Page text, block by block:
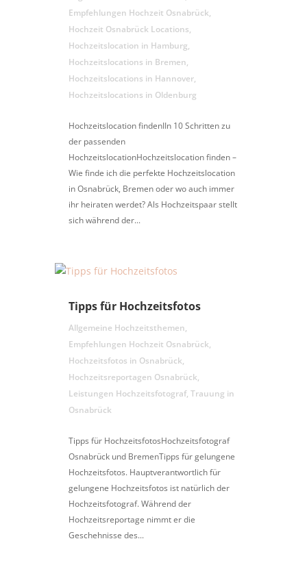
Empfehlungen Hochzeit Osnabrück,
Hochzeit Osnabrück Locations,
Hochzeitslocation in Hamburg,
Hochzeitslocations in Bremen,
Hochzeitslocations in Hannover,
Hochzeitslocations in Oldenburg
Hochzeitslocation findenIIn 10 Schritten zu
der passenden
HochzeitslocationHochzeitslocation finden –
Wie finde ich die perfekte Hochzeitslocation
in Osnabrück, Bremen oder wo auch immer
ihr heiraten werdet? Als Hochzeitspaar stellt
sich während der...
Tipps für Hochzeitsfotos
Allgemeine Hochzeitsthemen,
Empfehlungen Hochzeit Osnabrück,
Hochzeitsfotos in Osnabrück,
Hochzeitsreportagen Osnabrück,
Leistungen Hochzeitsfotograf, Trauung in
Osnabrück
Tipps für HochzeitsfotosHochzeitsfotograf
Osnabrück und BremenTipps für gelungene
Hochzeitsfotos. Hauptverantwortlich für
gelungene Hochzeitsfotos ist natürlich der
Hochzeitsfotograf. Während der
Hochzeitsreportage nimmt er die
Geschehnisse des...